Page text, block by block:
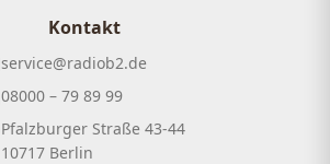
Kontakt
service@radiob2.de
08000 – 79 89 99
Pfalzburger Straße 43-44
10717 Berlin